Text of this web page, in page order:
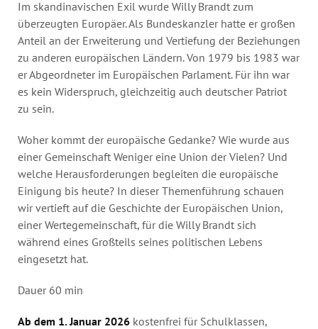
Organigram
Im skandinavischen Exil wurde Willy Brandt zum
überzeugten Europäer. Als Bundeskanzler hatte er großen
Anteil an der Erweiterung und Vertiefung der Beziehungen
zu anderen europäischen Ländern. Von 1979 bis 1983 war
er Abgeordneter im Europäischen Parlament. Für ihn war
es kein Widerspruch, gleichzeitig auch deutscher Patriot
zu sein.
Woher kommt der europäische Gedanke? Wie wurde aus
einer Gemeinschaft Weniger eine Union der Vielen? Und
welche Herausforderungen begleiten die europäische
Einigung bis heute? In dieser Themenführung schauen
wir vertieft auf die Geschichte der Europäischen Union,
einer Wertegemeinschaft, für die Willy Brandt sich
während eines Großteils seines politischen Lebens
eingesetzt hat.
Dauer 60 min
Ab dem 1. Januar 2026 kostenfrei für Schulklassen,